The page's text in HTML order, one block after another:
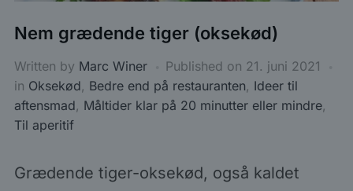
Nem grædende tiger (oksekød)
Written by Marc Winer Published on 21. juni 2021
in Oksekød, Bedre end på restauranten, Ideer til
aftensmad, Måltider klar på 20 minutter eller mindre,
Til aperitif
Grædende tiger-oksekød, også kaldet